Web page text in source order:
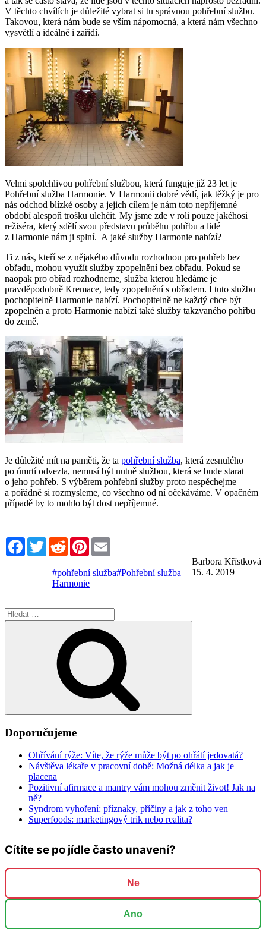
V těchto chvílích je důležité vybrat si tu správnou pohřební službu.
Takovou, která nám bude se vším nápomocná, a která nám všechno
vysvětlí a ideálně i zařídí.
Velmi spolehlivou pohřební službou, která funguje již 23 let je
Pohřební služba Harmonie. V Harmonii dobré vědí, jak těžký je pro
nás odchod blízké osoby a jejich cílem je nám toto nepříjemné
období alespoň trošku ulehčit. My jsme zde v roli pouze jakéhosi
režiséra, který sdělí svou představu průběhu pohřbu a lidé
z Harmonie nám ji splní. A jaké služby Harmonie nabízí?
Ti z nás, kteří se z nějakého důvodu rozhodnou pro pohřeb bez
obřadu, mohou využít služby zpopelnění bez obřadu. Pokud se
naopak pro obřad rozhodneme, služba kterou hledáme je
pravděpodobně Kremace, tedy zpopelnění s obřadem. I tuto službu
pochopitelně Harmonie nabízí. Pochopitelně ne každý chce být
zpopelněn a proto Harmonie nabízí také služby takzvaného pohřbu
do země.
Je důležité mít na paměti, že ta pohřební služba, která zesnulého
po úmrtí odvezla, nemusí být nutně službou, která se bude starat
o jeho pohřeb. S výběrem pohřební služby proto nespěchejme
a pořádně si rozmysleme, co všechno od ní očekáváme. V opačném
případě by to mohlo být dost nepříjemné.
FacebookTwitterRedditPinterest
Barbora Křístková
15. 4. 2019
#pohřební služba#Pohřební služba
Harmonie
Hledat:
Doporučujeme
Ohřívání rýže: Víte, že rýže může být po ohřátí jedovatá?
Návštěva lékaře v pracovní době: Možná délka a jak je
placena
Pozitivní afirmace a mantry vám mohou změnit život! Jak na
ně?
Syndrom vyhoření: příznaky, příčiny a jak z toho ven
Superfoods: marketingový trik nebo realita?
Cítíte se po jídle často unavení?
Ne
Ano